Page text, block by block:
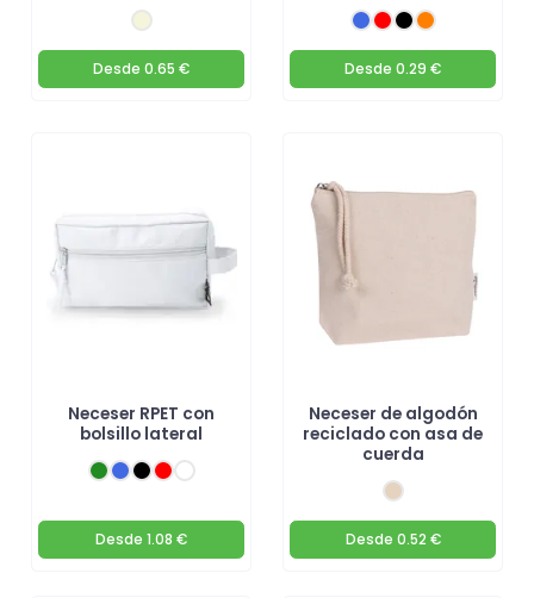
Desde 0.65 € Desde 0.29 €
Neceser RPET con
bolsillo lateral
Desde 1.08 €
Neceser de algodón
reciclado con asa de
cuerda
Desde 0.52 €